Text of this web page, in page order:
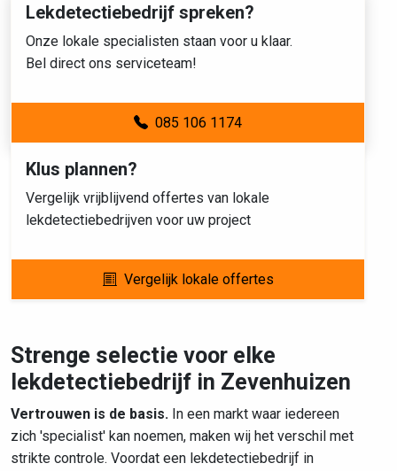
Lekdetectiebedrijf spreken?
Onze lokale specialisten staan voor u klaar.
Bel direct ons serviceteam!
085 106 1174
Klus plannen?
Vergelijk vrijblijvend offertes van lokale
lekdetectiebedrijven voor uw project
Vergelijk lokale offertes
Strenge selectie voor elke
lekdetectiebedrijf in Zevenhuizen
Vertrouwen is de basis. In een markt waar iedereen
zich 'specialist' kan noemen, maken wij het verschil met
strikte controle. Voordat een lekdetectiebedrijf in